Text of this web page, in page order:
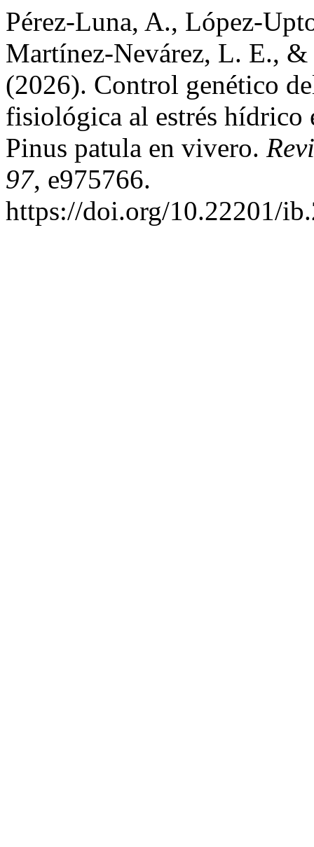
Pérez-Luna, A., López-
Martínez-Nevárez, L. E.,
(2026). Control genético
fisiológica al estrés hídrico
Pinus patula en vivero.
97, e975766.
https://doi.org/10.22201/